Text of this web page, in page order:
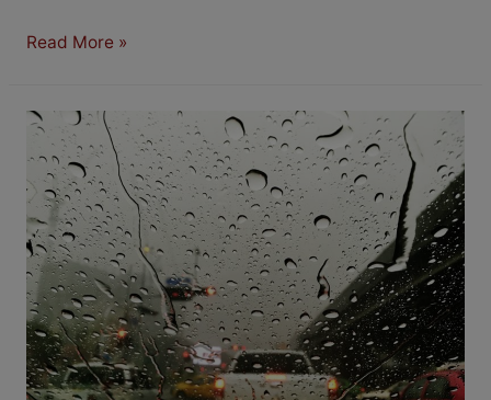
Tavaszi
Read More »